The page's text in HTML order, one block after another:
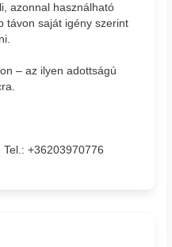
azonnal használható
távon saját igény szerint
– az ilyen adottságú
+36203970776